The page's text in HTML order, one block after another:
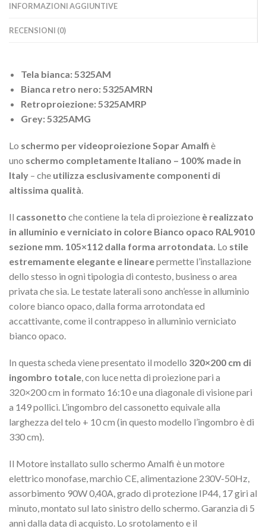
INFORMAZIONI AGGIUNTIVE
RECENSIONI (0)
Tela bianca: 5325AM
Bianca retro nero: 5325AMRN
Retroproiezione: 5325AMRP
Grey: 5325AMG
Lo schermo per videoproiezione Sopar Amalfi è
uno schermo completamente Italiano – 100% made in
Italy – che utilizza esclusivamente componenti di
altissima qualità
Il cassonetto che contiene la tela di proiezione è realizzato
in alluminio e verniciato in colore Bianco opaco RAL9010
sezione mm. 105×112 dalla forma arrotondata. Lo stile
estremamente elegante e linearepermette l’installazione
dello stesso in ogni tipologia di contesto, business o area
privata che sia. Le testate laterali sono anch’esse in alluminio
colore bianco opaco, dalla forma arrotondata ed
accattivante, come il contrappeso in alluminio verniciato
bianco opaco.
In questa scheda viene presentato il modello 320×200 cm di
ingombro totale , con luce netta di proiezione pari a
320×200 cm in formato 16:10 e una diagonale di visione pari
a 149 pollici. L’ingombro del cassonetto equivale alla
larghezza del telo + 10 cm (in questo modello l’ingombro è di
330 cm).
Il Motore installato sullo schermo Amalfi è un motore
elettrico monofase, marchio CE, alimentazione 230V-50Hz,
assorbimento 90W 0,40A, grado di protezione IP44, 17 giri al
minuto, montato sul lato sinistro dello schermo. Garanzia di 5
anni dalla data di acquisto. Lo srotolamento e il